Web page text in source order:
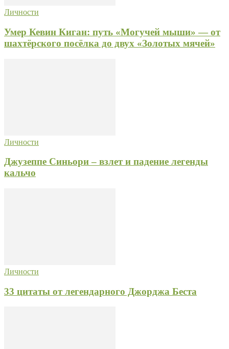
Личности
Умер Кевин Киган: путь «Могучей мыши» — от
шахтёрского посёлка до двух «Золотых мячей»
Личности
Джузеппе Синьори – взлет и падение легенды
кальчо
Личности
33 цитаты от легендарного Джорджа Беста